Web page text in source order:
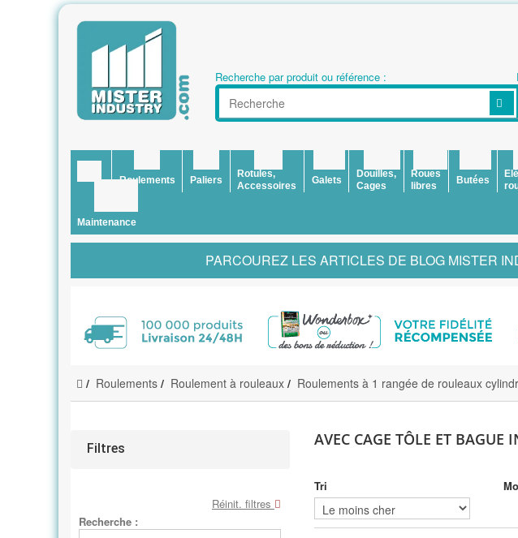
Recherche par produit ou référence :
Roulements Paliers
Rotules,
Accessoires
Galets
Douilles,
Cages
Roues
libres
Butées
Maintenance
PARCOUREZ LES ARTICLES DE BLOG MISTER
Roulements Roulement à rouleaux Roulements à 1 rangée de rouleaux
AVEC CAGE TÔLE ET BAGUE
Tri
Filtres
Réinit. filtres
Recherche :